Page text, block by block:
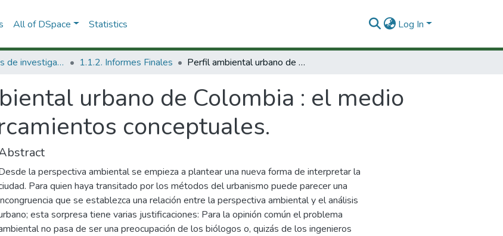
All of DSpace Statistics Log In
1.1 Productos de investigación 1.1.2. Informes Finales Perfil ambiental urbano de Colombia : el medio ambiente urbano acercamientos conceptuales.
urbano de Colombia : el medio
conceptuales.
la perspectiva ambiental se empieza a plantear una nueva forma de interpretar la
Para quien haya transitado por los métodos del urbanismo puede parecer una
que se establezca una relación entre la perspectiva ambiental y el análisis
esta sorpresa tiene varias justificaciones: Para la opinión común el problema
no pasa de ser una preocupación de los biólogos o, quizás de los ingenieros